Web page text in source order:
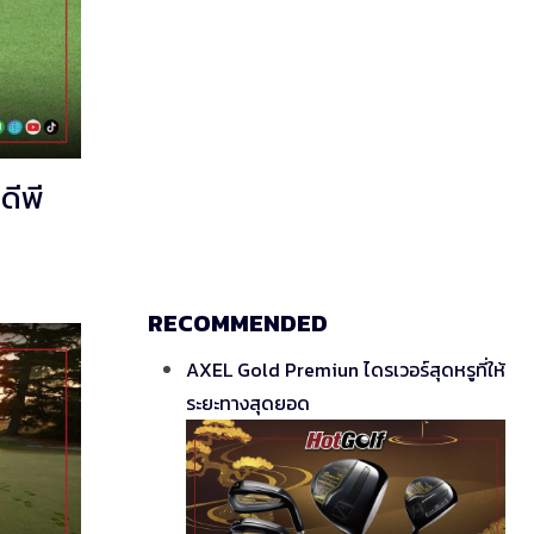
พี
RECOMMENDED
AXEL Gold Premiun ไดรเวอร์สุดหรูที่ให้
ระยะทางสุดยอด